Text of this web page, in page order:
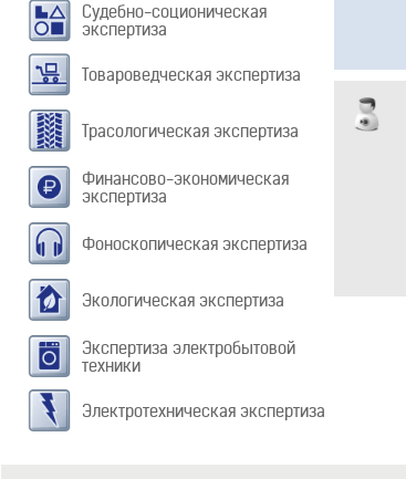
Судебно-соционическая
экспертиза
Товароведческая экспертиза
Трасологическая экспертиза
Финансово-экономическая
экспертиза
Фоноскопическая экспертиза
Экологическая экспертиза
Экспертиза электробытовой
техники
Электротехническая экспертиза